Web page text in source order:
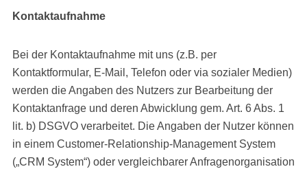
Kontaktaufnahme
Bei der Kontaktaufnahme mit uns (z.B. per
Kontaktformular, E-Mail, Telefon oder via sozialer Medien)
werden die Angaben des Nutzers zur Bearbeitung der
Kontaktanfrage und deren Abwicklung gem. Art. 6 Abs. 1
lit. b) DSGVO verarbeitet. Die Angaben der Nutzer können
in einem Customer-Relationship-Management System
(„CRM System“) oder vergleichbarer Anfragenorganisation